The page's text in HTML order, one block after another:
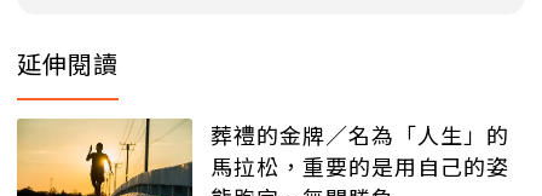
延伸閱讀
葬禮的金牌／名為「人生」的
馬拉松，重要的是用自己的姿